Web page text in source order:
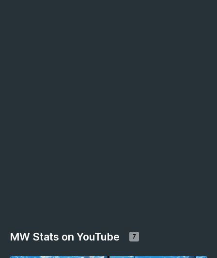
MW Stats on YouTube 7